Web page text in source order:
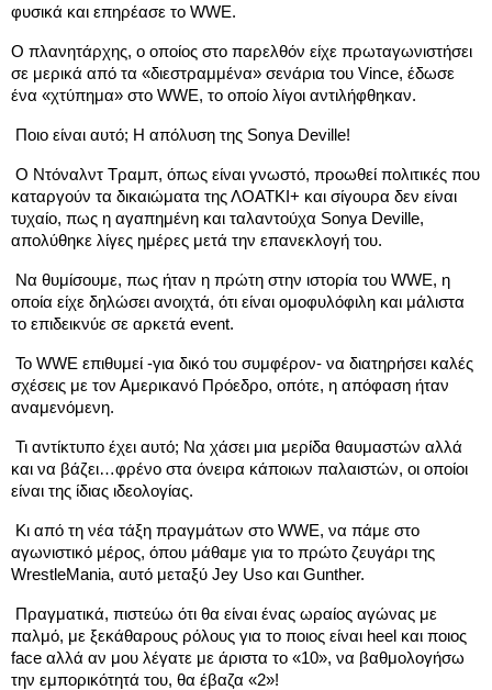
φυσικά και επηρέασε το WWE.
Ο πλανητάρχης, ο οποίος στο παρελθόν είχε πρωταγωνιστήσει
σε μερικά από τα «διεστραμμένα» σενάρια του Vince, έδωσε
ένα «χτύπημα» στο WWE, το οποίο λίγοι αντιλήφθηκαν.
Ποιο είναι αυτό; Η απόλυση της Sonya Deville!
Ο Ντόναλντ Τραμπ, όπως είναι γνωστό, προωθεί πολιτικές που
καταργούν τα δικαιώματα της ΛΟΑΤΚΙ+ και σίγουρα δεν είναι
τυχαίο, πως η αγαπημένη και ταλαντούχα Sonya Deville,
απολύθηκε λίγες ημέρες μετά την επανεκλογή του.
Να θυμίσουμε, πως ήταν η πρώτη στην ιστορία του WWE, η
οποία είχε δηλώσει ανοιχτά, ότι είναι ομοφυλόφιλη και μάλιστα
το επιδεικνύε σε αρκετά event.
Το WWE επιθυμεί -για δικό του συμφέρον- να διατηρήσει καλές
σχέσεις με τον Αμερικανό Πρόεδρο, οπότε, η απόφαση ήταν
αναμενόμενη.
Τι αντίκτυπο έχει αυτό; Να χάσει μια μερίδα θαυμαστών αλλά
και να βάζει…φρένο στα όνειρα κάποιων παλαιστών, οι οποίοι
είναι της ίδιας ιδεολογίας.
Κι από τη νέα τάξη πραγμάτων στο WWE, να πάμε στο
αγωνιστικό μέρος, όπου μάθαμε για το πρώτο ζευγάρι της
WrestleMania, αυτό μεταξύ Jey Uso και Gunther.
Πραγματικά, πιστεύω ότι θα είναι ένας ωραίος αγώνας με
παλμό, με ξεκάθαρους ρόλους για το ποιος είναι heel και ποιος
face αλλά αν μου λέγατε με άριστα το «10», να βαθμολογήσω
την εμπορικότητά του, θα έβαζα «2»!